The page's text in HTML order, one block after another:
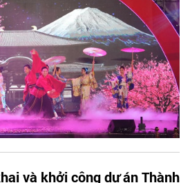
và khởi công dự án Thành